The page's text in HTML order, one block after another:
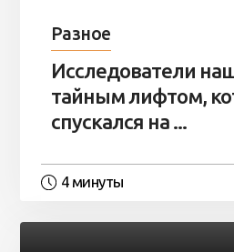
Разное
Исследователи
тайным лифтом,
спускался на ...
4 минуты